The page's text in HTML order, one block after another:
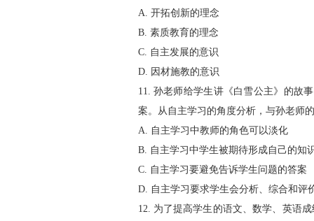
A. 开拓创新的理念
B. 素质教育的理念
C. 自主发展的意识
D. 因材施教的意识
11. 孙老师给学生讲《白雪公主》的故
案。从自主学习的角度分析，与孙老师
A. 自主学习中教师的角色可以淡化
B. 自主学习中学生被期待形成自己的知
C. 自主学习要避免告诉学生问题的答案
D. 自主学习要求学生会分析、综合和评
12. 为了提高学生的语文、数学、英语